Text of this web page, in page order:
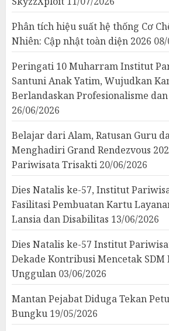
Phân tích hiệu suất hệ thống Cơ
Nhiên: Cập nhật toàn diện 2026
Peringati 10 Muharram Institut
Santuni Anak Yatim, Wujudkan
Berlandaskan Profesionalisme
26/06/2026
Belajar dari Alam, Ratusan Guru
Menghadiri Grand Rendezvous
Pariwisata Trisakti 20/06/2026
Dies Natalis ke-57, Institut
Fasilitasi Pembuatan Kartu
Lansia dan Disabilitas 13/06/2026
Dies Natalis ke-57 Institut
Dekade Kontribusi Mencetak
Unggulan 03/06/2026
Mantan Pejabat Diduga Tekan
Bungku 19/05/2026